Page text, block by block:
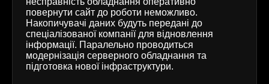
повернути сайт до роботи неможливо.
Накопичувачі даних будуть передані до
спеціалізованої компанії для відновлення
інформації. Паралельно проводиться
модернізація серверного обладнання та
підготовка нової інфраструктури.